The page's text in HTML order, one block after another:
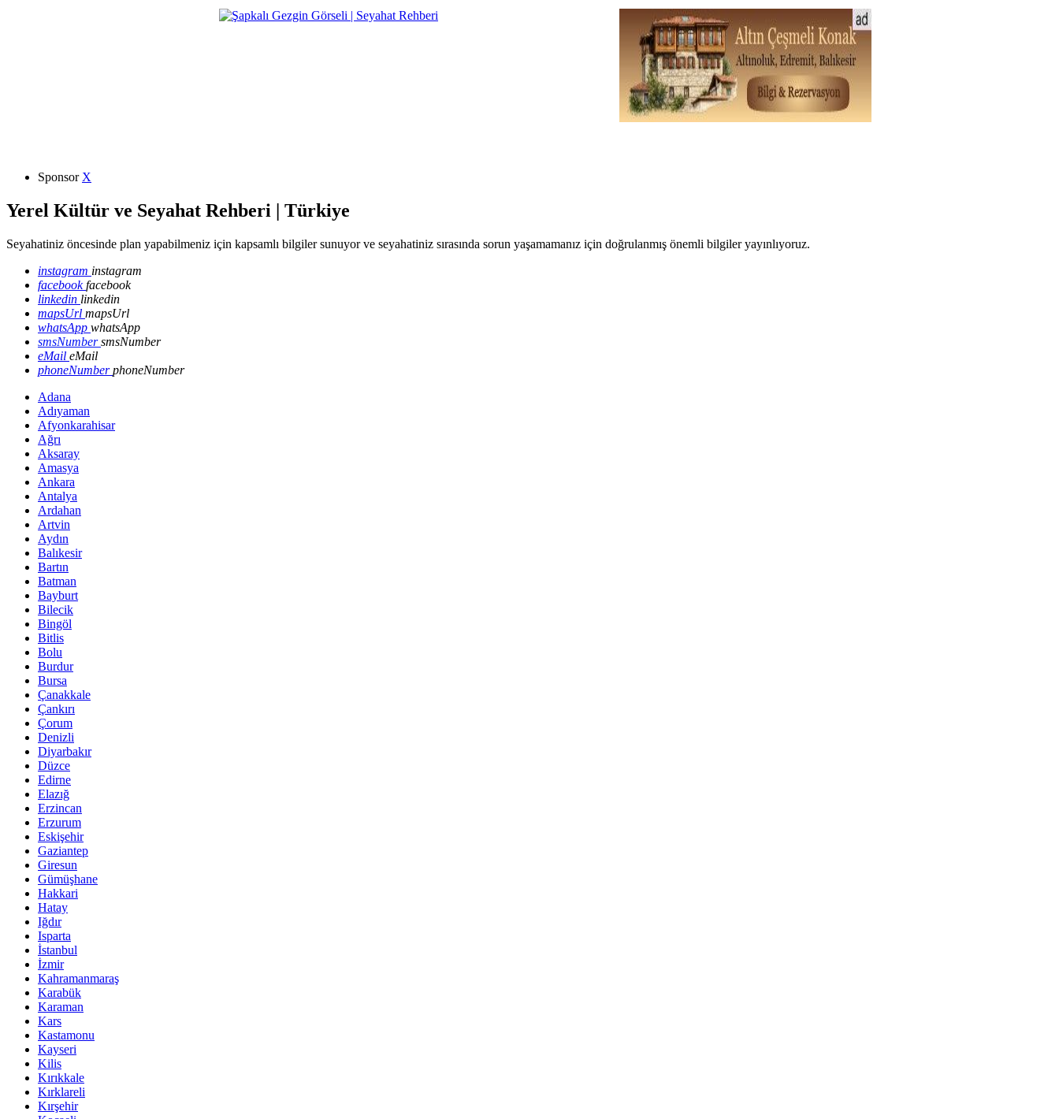
Sponsor X
Yerel Kültür ve Seyahat Rehberi | Türkiye
Seyahatiniz öncesinde plan yapabilmeniz için kapsamlı bilgiler sunuyor ve seyahatiniz sırasında sorun yaşamamanız için doğrulanmış önemli bilgiler yayınlıyoruz.
instagram instagram
facebookfacebook
linkedin linkedin
mapsUrl mapsUrl
whatsApp whatsApp
smsNumbersmsNumber
eMail eMail
phoneNumberphoneNumber
Adana
Adıyaman
Afyonkarahisar
Ağrı
Aksaray
Amasya
Ankara
Antalya
Ardahan
Artvin
Aydın
Balıkesir
Bartın
Batman
Bayburt
Bilecik
Bingöl
Bitlis
Bolu
Burdur
Bursa
Çanakkale
Çankırı
Çorum
Denizli
Diyarbakır
Düzce
Edirne
Elazığ
Erzincan
Erzurum
Eskişehir
Gaziantep
Giresun
Gümüşhane
Hakkari
Hatay
Iğdır
Isparta
İstanbul
İzmir
Kahramanmaraş
Karabük
Karaman
Kars
Kastamonu
Kayseri
Kilis
Kırıkkale
Kırklareli
Kırşehir